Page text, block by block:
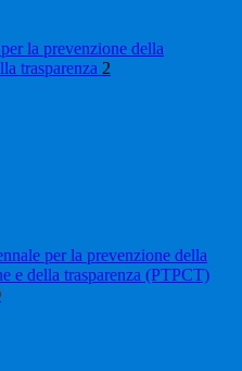
la prevenzione della
trasparenza 2
per la prevenzione della
e della trasparenza (PTPCT)